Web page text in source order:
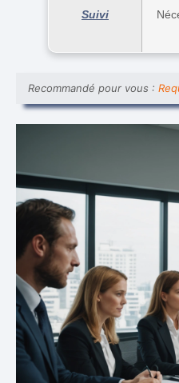
Suivi
Recommandé pour vous :